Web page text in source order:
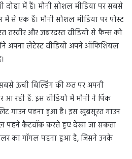
दोहा में हैं। मौनी सोशल मीडिया पर सबसे
में से एक हैं। मौनी सोशल मीडिया पर पोस्ट
तस्वीर और जबरदस्त वीडियो से फैन्स को
अपना लेटेस्ट वीडियो अपने ऑफिशियल
ऊंची बिल्डिंग की छत पर अपनी
रही हैं. इस वीडियो में मौनी ने पिंक
गाउन पहना हुआ है। इस खुबसूरत गाउन
पहने कैटवॉक करते हुए देखा जा सकता
का गॉगल पहना हुआ है, जिसने उनके